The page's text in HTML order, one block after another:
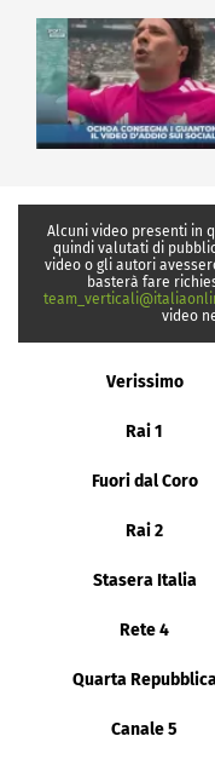
Alcuni video presenti in
quindi valutati di
video o gli autori
basterà fare
video
Verissimo
Rai 1
Fuori dal Coro
Rai 2
Stasera Italia
Rete 4
Quarta
Canale 5